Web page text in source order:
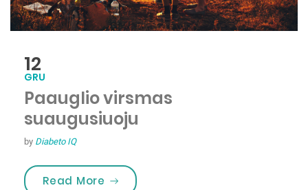
12
GRU
Paauglio virsmas
suaugusiuoju
by Diabeto IQ
Read More „Paauglio virsmas suaugusiuoju”